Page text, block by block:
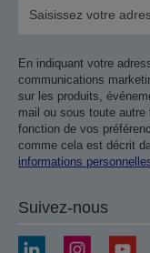
En indiquant votre
communications
sur les produits,
mail ou sous toute
fonction de vos
comme cela est décrit
informations
Suivez-nous